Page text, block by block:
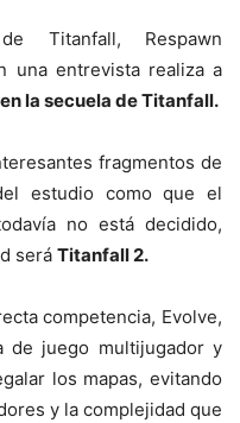
Titanfall, Respawn
una entrevista realiza a
la secuela de Titanfall.
fragmentos de
estudio como que el
no está decidido,
será Titanfall 2.
competencia, Evolve,
de juego multijugador y
los mapas, evitando
y la complejidad que